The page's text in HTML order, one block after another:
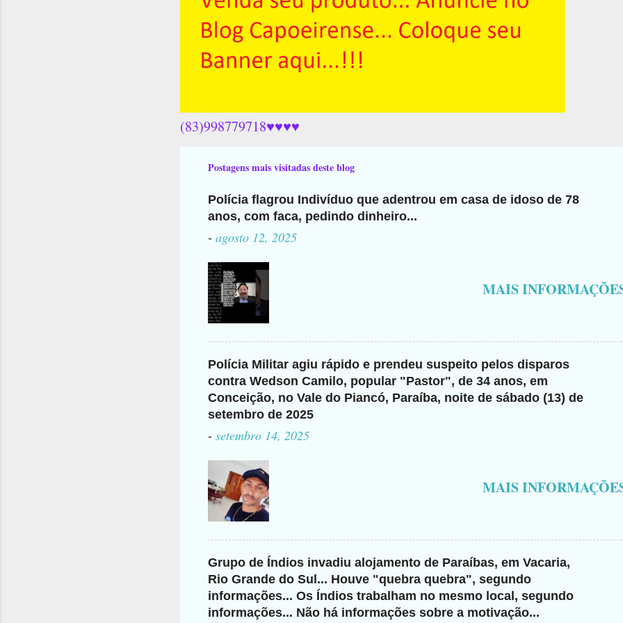
(83)998779718♥♥♥♥
Postagens mais visitadas deste blog
Polícia flagrou Indivíduo que adentrou em casa de idoso de 78
anos, com faca, pedindo dinheiro...
- agosto 12, 2025
MAIS
Polícia Militar agiu rápido e prendeu suspeito pelos disparos
contra Wedson Camilo, popular "Pastor", de 34 anos, em
Conceição, no Vale do Piancó, Paraíba, noite de sábado (13) de
setembro de 2025
- setembro 14, 2025
MAIS
Grupo de Índios invadiu alojamento de Paraíbas, em Vacaria,
Rio Grande do Sul... Houve "quebra quebra", segundo
informações... Os Índios trabalham no mesmo local, segundo
informações... Não há informações sobre a motivação...